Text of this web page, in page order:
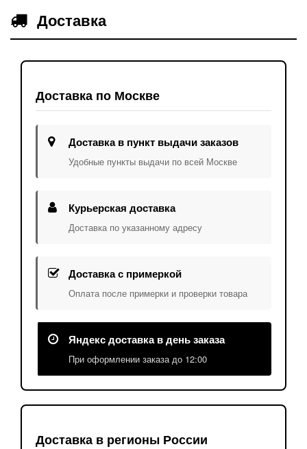
Доставка
Доставка по Москве
Доставка в пункт выдачи заказов
Удобные пункты выдачи по всей Москве
Курьерская доставка
Доставка по указанному адресу
Доставка с примеркой
Оплата после примерки и проверки товара
Яндекс доставка в день заказа
При оформлении заказа до 12:00
Доставка в регионы России